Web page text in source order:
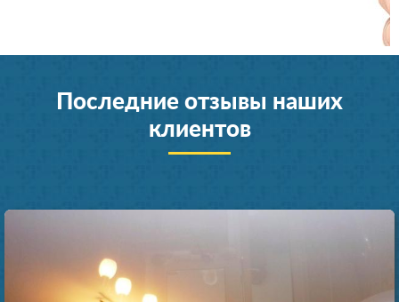
Последние отзывы наших
клиентов